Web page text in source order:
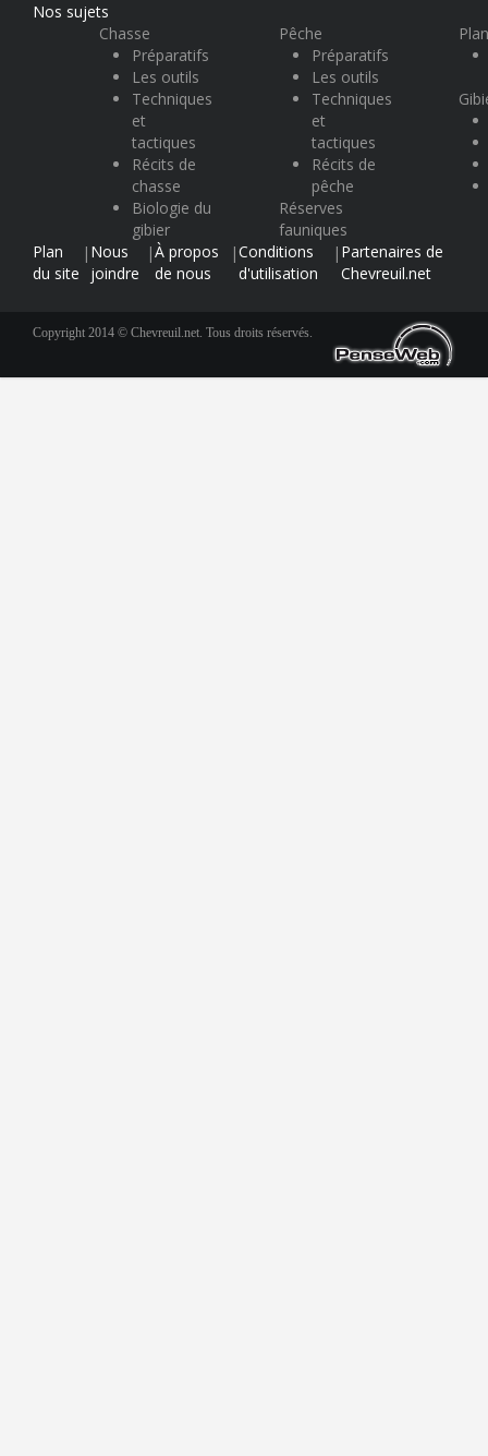
Nos sujets
Chasse
Préparatifs
Les outils
Techniques
et
tactiques
Récits de
chasse
Biologie du
gibier
Pêche
Préparatifs
Les outils
Techniques
et
tactiques
Récits de
pêche
Réserves
fauniques
Plan
du site
| Nous
joindre
|À propos
de nous
|Conditions
d'utilisation
| Partenaires de
Chevreuil.net
Copyright 2014 © Chevreuil.net. Tous droits réservés.